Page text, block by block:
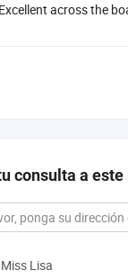
Excellent across the
consulta a
Miss Lisa